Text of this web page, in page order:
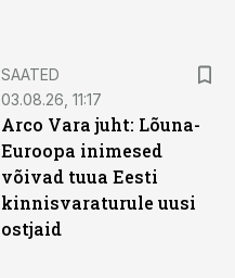
SAATED
03.08.26, 11:17
Arco Vara juht: Lõuna-
Euroopa inimesed
võivad tuua Eesti
kinnisvaraturule uusi
ostjaid